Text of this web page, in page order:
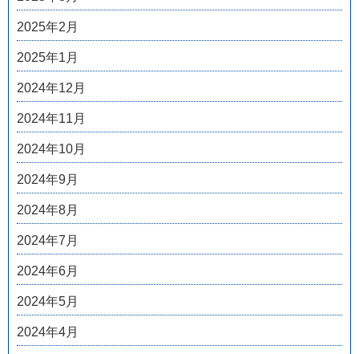
2025年2月
2025年1月
2024年12月
2024年11月
2024年10月
2024年9月
2024年8月
2024年7月
2024年6月
2024年5月
2024年4月